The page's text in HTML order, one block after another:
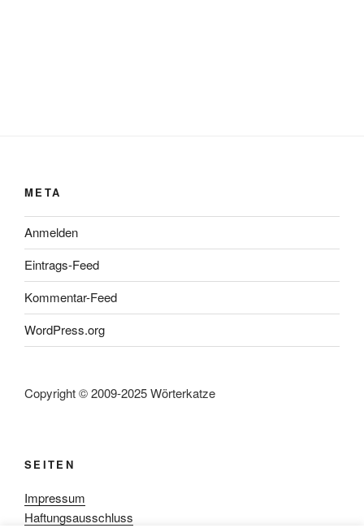
META
Anmelden
Eintrags-Feed
Kommentar-Feed
WordPress.org
Copyright © 2009-2025 Wörterkatze
SEITEN
Impressum
Haftungsausschluss